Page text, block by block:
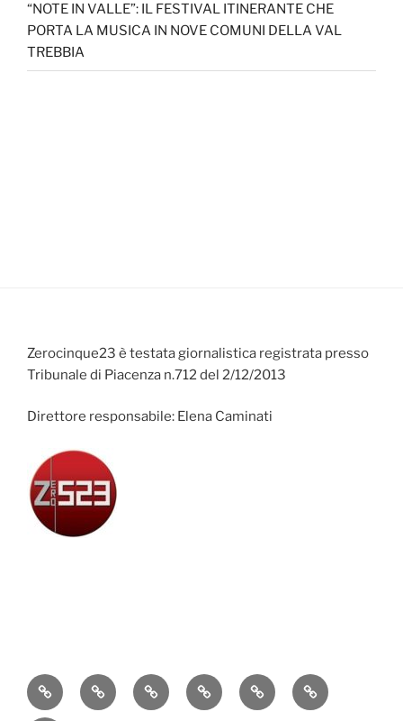
“NOTE IN VALLE”: IL FESTIVAL ITINERANTE CHE
PORTA LA MUSICA IN NOVE COMUNI DELLA VAL
TREBBIA
Zerocinque23 è testata giornalistica registrata presso
Tribunale di Piacenza n.712 del 2/12/2013
Direttore responsabile: Elena Caminati
AttualitàCronacaPolitica EconomiaCultura Sport